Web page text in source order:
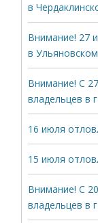
в
Внимание! 27
в
Внимание! С
владельцев в
16 июля
15 июля
Внимание! С
владельцев в